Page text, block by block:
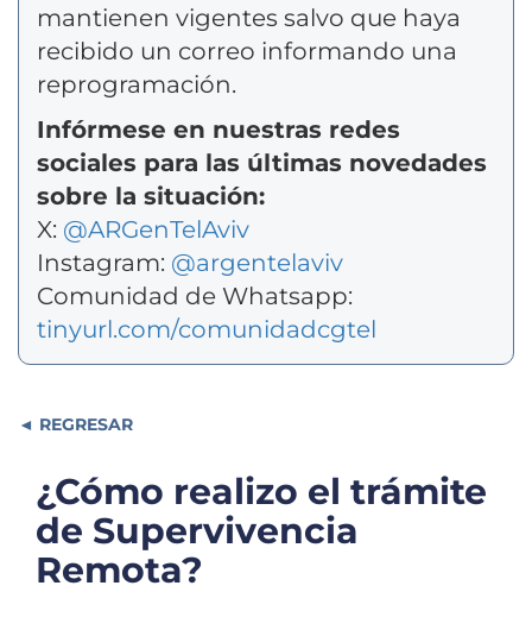
mantienen vigentes salvo que haya
recibido un correo informando una
reprogramación.
Infórmese en nuestras redes
sociales para las últimas novedades
sobre la situación:
X: @ARGenTelAviv
Instagram: @argentelaviv
Comunidad de Whatsapp:
tinyurl.com/comunidadcgtel
REGRESAR
¿Cómo realizo el trámite
de Supervivencia
Remota?